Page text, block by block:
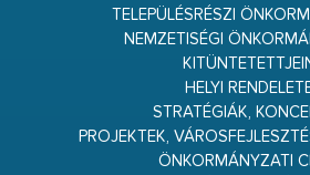
TELEPÜLÉSRÉSZI
NEMZETISÉGI
HELYI
STRATÉGIÁK,
PROJEKTEK,
ÖNKORMÁNYZATI